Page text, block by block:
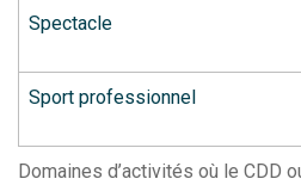
Domaines d’activités où le CDD
Spectacle
Sport professionnel